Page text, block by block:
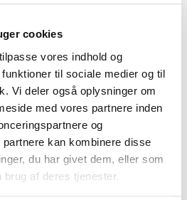
cookies
vores indhold og
til sociale medier og til
Vi deler også oplysninger om
med vores partnere inden
og
kan kombinere disse
du har givet dem, eller som
af deres tjenester.